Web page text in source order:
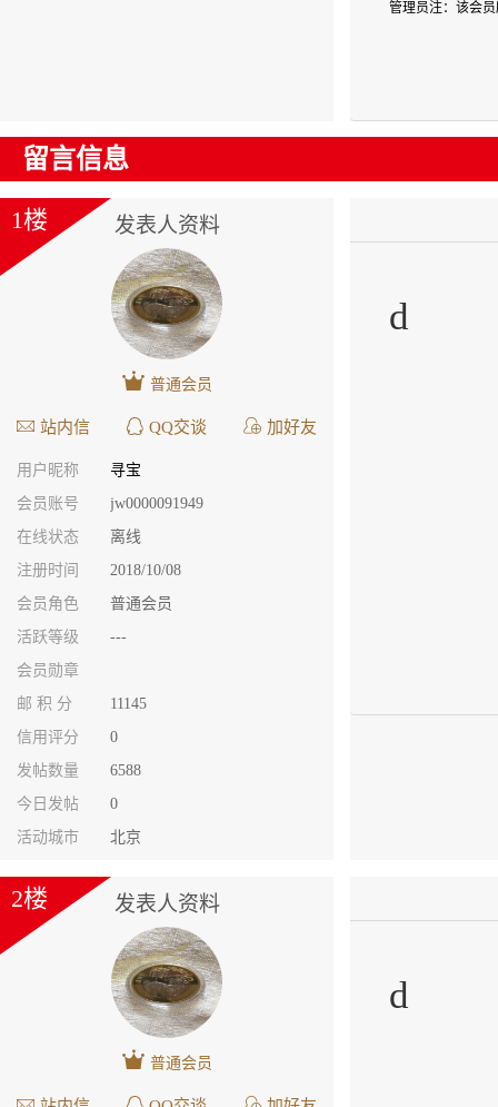
管理员注：该会
留言信息
发表人资料
1楼
普通会员
站内信 QQ交谈 加好友
用户昵称
寻宝
会员账号
jw0000091949
在线状态
离线
注册时间
2018/10/08
会员角色
普通会员
活跃等级
---
会员勋章
邮 积 分
11145
信用评分
0
发帖数量
6588
今日发帖
0
活动城市
北京
d
发表人资料
2楼
普通会员
d